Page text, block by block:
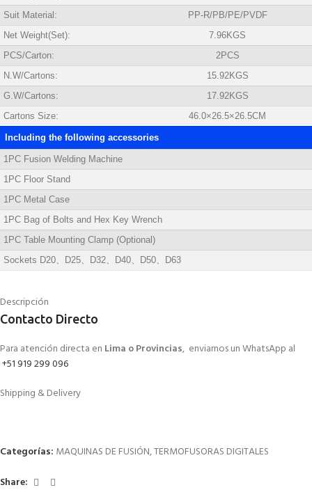
Suit Material:
PP-R/PB/PE/PVDF
Net Weight(Set):
7.96KGS
PCS/Carton:
2PCS
N.W/Cartons:
15.92KGS
G.W/Cartons:
17.92KGS
Cartons Size:
46.0×26.5×26.5CM
Including the following accessories
1PC Fusion Welding Machine
1PC Floor Stand
1PC Metal Case
1PC Bag of Bolts and Hex Key Wrench
1PC Table Mounting Clamp (Optional)
Sockets D20、D25、D32、D40、D50、D63
Descripción
Contacto Directo
Para atención directa en Lima o Provincias, enviarnos un WhatsApp al
+51 919 299 096
Shipping & Delivery
Categorías: MAQUINAS DE FUSIÓN,TERMOFUSORAS DIGITALES
Share: